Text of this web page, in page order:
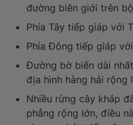
đường biên giới trên
Phía Tây tiếp giáp với
Phía Đông tiếp giáp
Đường bờ biển dài
địa hình hàng hải rộng
Nhiều rừng cây khắp
phẳng rộng lớn, điều